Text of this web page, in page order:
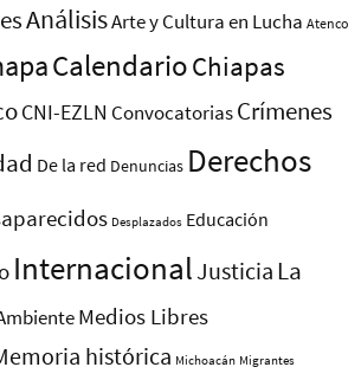
AnálisisArte y Cultura en Lucha Atenco
CalendarioChiapas
CNI-EZLN ConvocatoriasCrímenes
De la red Denuncias Derechos
Desplazados Educación
InternacionalJusticia La
Medios Libres
histórica Michoacán Migrantes